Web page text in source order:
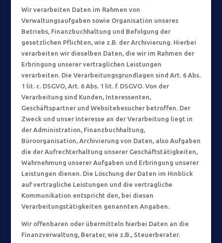
Wir verarbeiten Daten im Rahmen von
Verwaltungsaufgaben sowie Organisation unseres
Betriebs, Finanzbuchhaltung und Befolgung der
gesetzlichen Pflichten, wie z.B. der Archivierung. Hierbei
verarbeiten wir dieselben Daten, die wir im Rahmen der
Erbringung unserer vertraglichen Leistungen
verarbeiten. Die Verarbeitungsgrundlagen sind Art. 6 Abs.
1 lit. c. DSGVO, Art. 6 Abs. 1 lit. f. DSGVO. Von der
Verarbeitung sind Kunden, Interessenten,
Geschäftspartner und Websitebesucher betroffen. Der
Zweck und unser Interesse an der Verarbeitung liegt in
der Administration, Finanzbuchhaltung,
Büroorganisation, Archivierung von Daten, also Aufgaben
die der Aufrechterhaltung unserer Geschäftstätigkeiten,
Wahrnehmung unserer Aufgaben und Erbringung unserer
Leistungen dienen. Die Löschung der Daten im Hinblick
auf vertragliche Leistungen und die vertragliche
Kommunikation entspricht den, bei diesen
Verarbeitungstätigkeiten genannten Angaben.
Wir offenbaren oder übermitteln hierbei Daten an die
Finanzverwaltung, Berater, wie z.B., Steuerberater.